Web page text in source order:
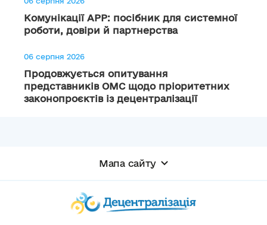
Комунікації АРР: посібник для системної
роботи, довіри й партнерства
06 серпня 2026
Продовжується опитування
представників ОМС щодо пріоритетних
законопроєктів із децентралізації
Мапа сайту